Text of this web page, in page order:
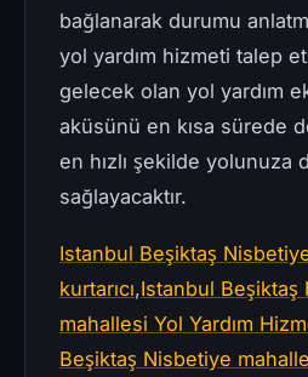
bağlanarak durumu
yol yardım hizmeti talep
gelecek olan yol yardım
aküsünü en kısa sürede
en hızlı şekilde yolunuza
sağlayacaktır.
Istanbul Beşiktaş
kurtarıcı,Istanbul Beşiktaş
mahallesi Yol Yardım
Beşiktaş Nisbetiye